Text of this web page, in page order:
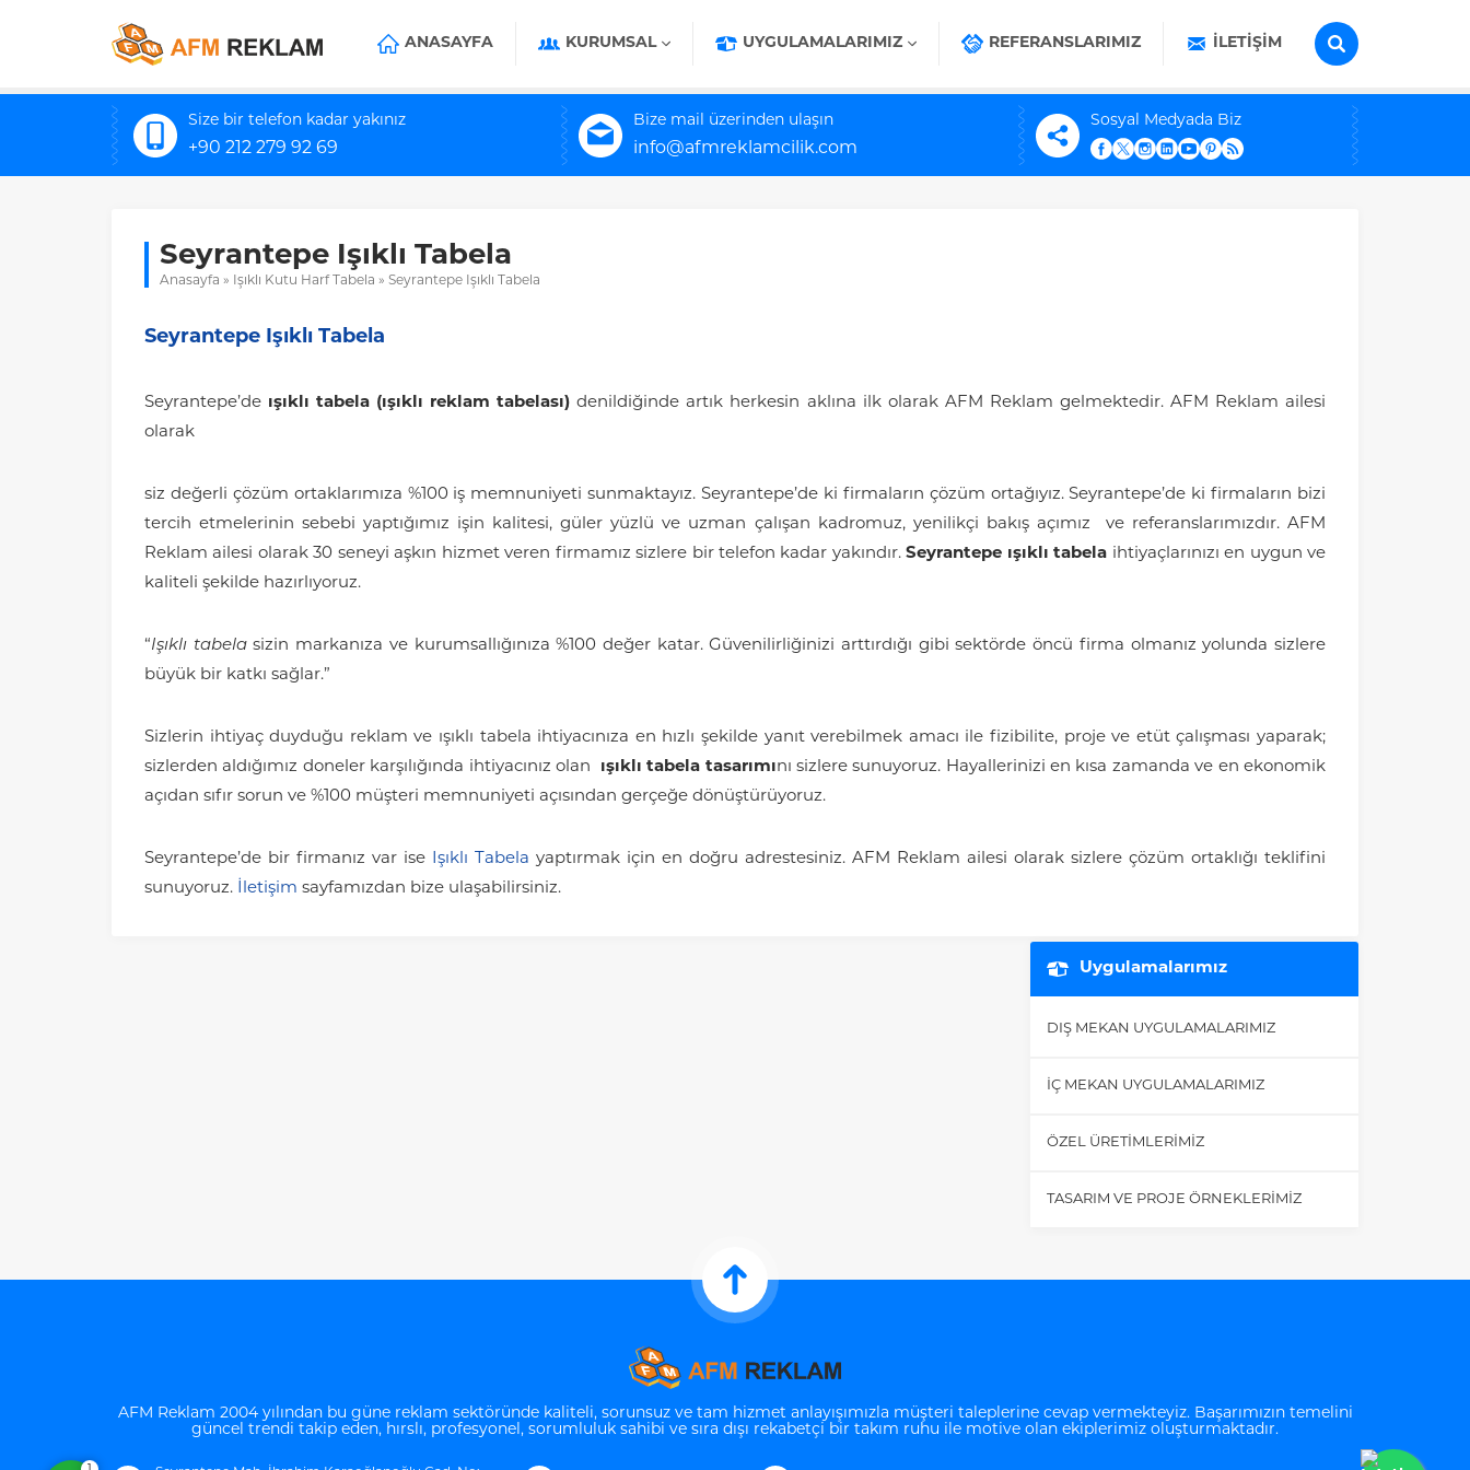
ANASAYFA KURUMSAL UYGULAMALARIMIZ REFERANSLARIMIZ İLETIŞIM
Size bir telefon kadar yakınız
+90 212 279 92 69
Bize mail üzerinden ulaşın
info@afmreklamcilik.com
Sosyal Medyada Biz
Seyrantepe Işıklı Tabela
Anasayfa » Işıklı Kutu Harf Tabela » Seyrantepe Işıklı Tabela
Seyrantepe Işıklı Tabela
Seyrantepe’de ışıklı tabela (ışıklı reklam tabelası) denildiğinde artık herkesin aklına ilk olarak AFM Reklam gelmektedir. AFM Reklam ailesi
olarak
siz değerli çözüm ortaklarımıza %100 iş memnuniyeti sunmaktayız. Seyrantepe’de ki firmaların çözüm ortağıyız. Seyrantepe’de ki firmaların bizi
tercih etmelerinin sebebi yaptığımız işin kalitesi, güler yüzlü ve uzman çalışan kadromuz, yenilikçi bakış açımız ve referanslarımızdır. AFM
Reklam ailesi olarak 30 seneyi aşkın hizmet veren firmamız sizlere bir telefon kadar yakındır.Seyrantepe ışıklı tabela ihtiyaçlarınızı en uygun ve
kaliteli şekilde hazırlıyoruz.
“Işıklı tabelasizin markanıza ve kurumsallığınıza %100 değer katar. Güvenilirliğinizi arttırdığı gibi sektörde öncü firma olmanız yolunda sizlere
büyük bir katkı sağlar.”
Sizlerin ihtiyaç duyduğu reklam ve ışıklı tabela ihtiyacınıza en hızlı şekilde yanıt verebilmek amacı ile fizibilite, proje ve etüt çalışması yaparak;
sizlerden aldığımız doneler karşılığında ihtiyacınız olan ışıklı tabela tasarımını sizlere sunuyoruz. Hayallerinizi en kısa zamanda ve en ekonomik
açıdan sıfır sorun ve %100 müşteri memnuniyeti açısından gerçeğe dönüştürüyoruz.
Seyrantepe’de bir firmanız var ise Işıklı Tabela yaptırmak için en doğru adrestesiniz. AFM Reklam ailesi olarak sizlere çözüm ortaklığı teklifini
sunuyoruz. İletişim sayfamızdan bize ulaşabilirsiniz.
Uygulamalarımız
DIŞ MEKAN UYGULAMALARIMIZ
İÇ MEKAN UYGULAMALARIMIZ
ÖZEL ÜRETIMLERIMIZ
TASARIM VE PROJE ÖRNEKLERIMIZ
AFM Reklam 2004 yılından bu güne reklam sektöründe kaliteli, sorunsuz ve tam hizmet anlayışımızla müşteri taleplerine cevap vermekteyiz. Başarımızın temelini
güncel trendi takip eden, hırslı, profesyonel, sorumluluk sahibi ve sıra dışı rekabetçi bir takım ruhu ile motive olan ekiplerimiz oluşturmaktadır.